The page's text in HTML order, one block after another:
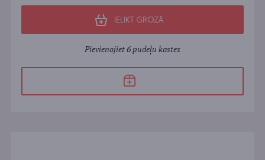
IELIKT GROZĀ
Pievienojiet 6 pudeļu kastes